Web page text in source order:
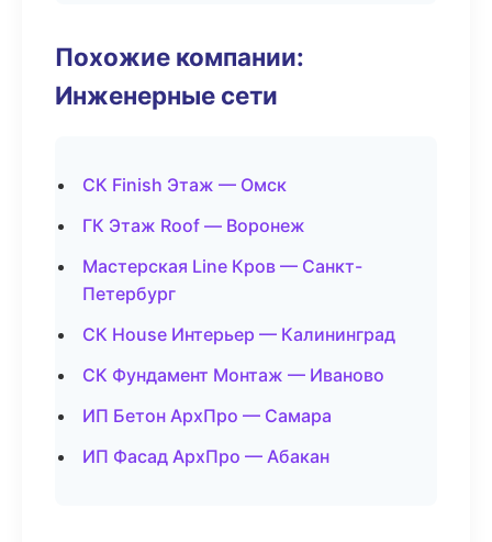
Похожие компании:
Инженерные сети
СК Finish Этаж — Омск
ГК Этаж Roof — Воронеж
Мастерская Line Кров — Санкт-
Петербург
СК House Интерьер — Калининград
СК Фундамент Монтаж — Иваново
ИП Бетон АрхПро — Самара
ИП Фасад АрхПро — Абакан